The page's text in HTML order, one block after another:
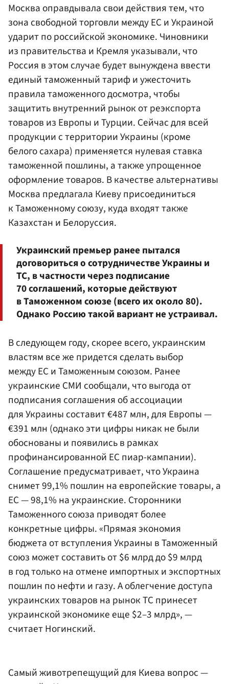
Москва оправдывала свои действия тем, что
зона свободной торговли между ЕС и Украиной
ударит по российской экономике. Чиновники
из правительства и Кремля указывали, что
Россия в этом случае будет вынуждена ввести
единый таможенный тариф и ужесточить
правила таможенного досмотра, чтобы
защитить внутренний рынок от реэкспорта
товаров из Европы и Турции. Сейчас для всей
продукции с территории Украины (кроме
белого сахара) применяется нулевая ставка
таможенной пошлины, а также упрощенное
оформление товаров. В качестве альтернативы
Москва предлагала Киеву присоединиться
к Таможенному союзу, куда входят также
Казахстан и Белоруссия.
Украинский премьер ранее пытался
договориться о сотрудничестве Украины и
ТС, в частности через подписание
70 соглашений, которые действуют
в Таможенном союзе (всего их около 80).
Однако Россию такой вариант не устраивал.
В следующем году, скорее всего, украинским
властям все же придется сделать выбор
между ЕС и Таможенным союзом. Ранее
украинские СМИ сообщали, что выгода от
подписания соглашения об ассоциации
для Украины составит €487 млн, для Европы —
€391 млн (однако эти цифры никак не были
обоснованы и появились в рамках
профинансированной ЕС пиар-кампании).
Соглашение предусматривает, что Украина
снимет 99,1% пошлин на европейские товары, а
ЕС — 98,1% на украинские. Сторонники
Таможенного союза приводят более
конкретные цифры. «Прямая экономия
бюджета от вступления Украины в Таможенный
союз может составить от $6 млрд до $9 млрд
в год только на отмене импортных и экспортных
пошлин по нефти и газу. А облегчение доступа
украинских товаров на рынок ТС принесет
украинской экономике еще $2–3 млрд», —
считает Ногинский.
Самый животрепещущий для Киева вопрос —